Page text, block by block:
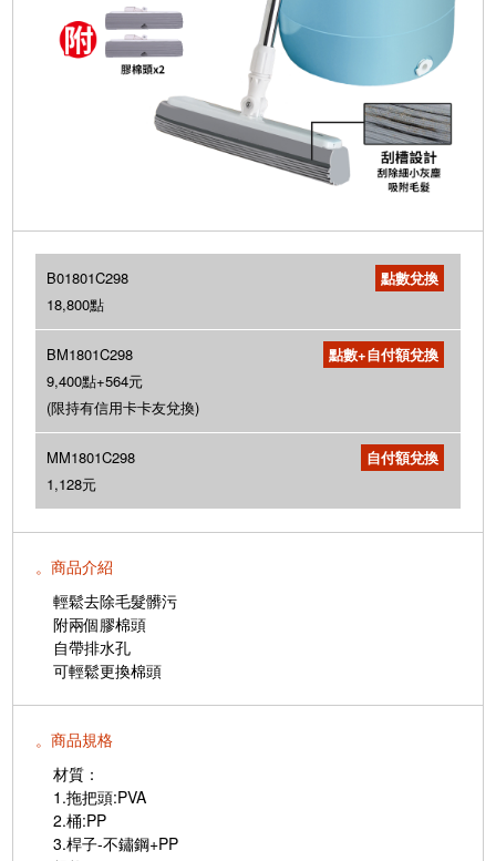
B01801C298
18,800點
BM1801C298
9,400點+564元
(限持有信用卡卡友兌換)
MM1801C298
1,128元
。商品介紹
輕鬆去除毛髮髒污
附兩個膠棉頭
自帶排水孔
可輕鬆更換棉頭
。商品規格
材質：
1.拖把頭:PVA
2.桶:PP
3.桿子-不鏽鋼+PP